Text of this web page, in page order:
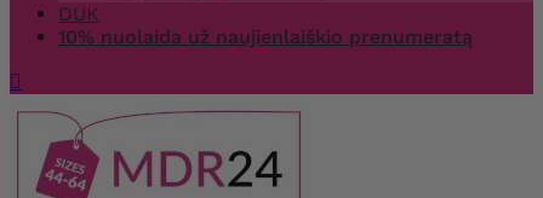
DUK
10% nuolaida už naujienlaiškio prenumeratą
